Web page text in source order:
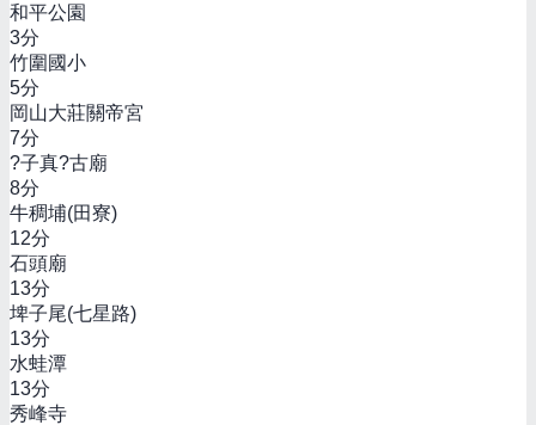
和平公園
3分
竹圍國小
5分
岡山大莊關帝宮
7分
?子真?古廟
8分
牛稠埔(田寮)
12分
石頭廟
13分
埤子尾(七星路)
13分
水蛙潭
13分
秀峰寺